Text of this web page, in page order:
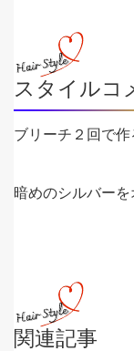
スタイルコ
ブリーチ２回で作
暗めのシルバー
関連記事